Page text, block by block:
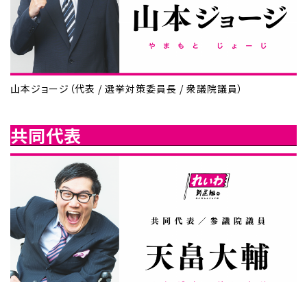
山本ジョージ（代表 / 選挙対策委員長 / 衆議院議員）
共同代表